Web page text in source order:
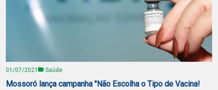
01/07/2021 Saúde
Mossoró lança campanha "Não Escolha o Tipo de Vacina!